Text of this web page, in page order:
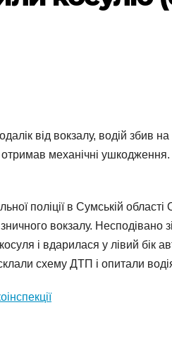
від вокзалу, водій збив на
механічні ушкодження.
поліції в Сумській
вокзалу. Несподівано
і вдарилася у лівий бік
схему ДТП і опитали